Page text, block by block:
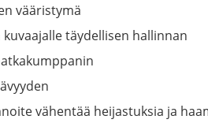
vääristymä
täydellisen hallinnan
vähentää heijastuksia ja